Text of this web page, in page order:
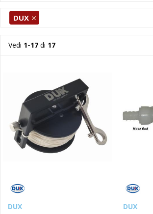
DUX
Vedi 1-17 di 17
DUX
DUX